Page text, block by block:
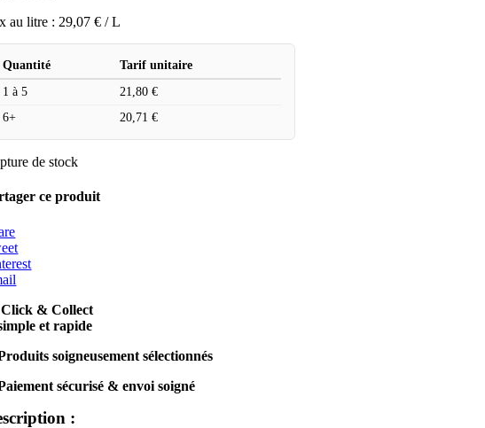
au litre : 29,07€ / L
Quantité
Tarif unitaire
1 à 5
21,80€
6+
20,71€
de stock
ce produit
Click & Collect
et rapide
soigneusement sélectionnés
sécurisé & envoi soigné
: